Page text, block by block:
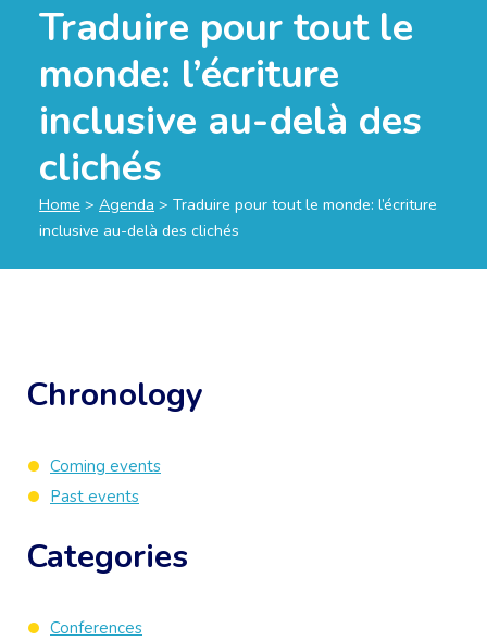
Traduire pour tout le
monde: l’écriture
inclusive au-delà des
clichés
Home > Agenda > Traduire pour tout le monde: l’écriture
inclusive au-delà des clichés
Chronology
Coming events
Past events
Categories
Conferences